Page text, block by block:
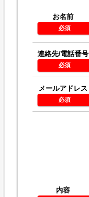
お名前
連絡先/電話番号
メールアドレス
内容